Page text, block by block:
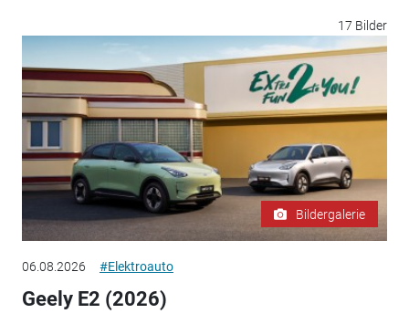
17 Bilder
Bildergalerie
06.08.2026 #Elektroauto
Geely E2 (2026)